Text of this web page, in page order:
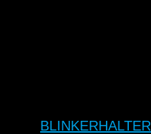
BLINKERHALTER